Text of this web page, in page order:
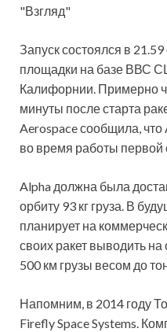
"Взгляд"
Запуск состоялся в
площадки на базе ВВС
Калифорнии. Примерно
минуты после старта
Aerospace сообщила,
во время работы первой
Alpha должна была
орбиту 93 кг груза. В
планирует на
своих ракет выводить
500 км грузы весом до
Напомним, в 2014 году
Firefly Space Systems.